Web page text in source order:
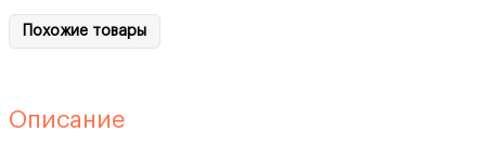
Похожие товары
Описание